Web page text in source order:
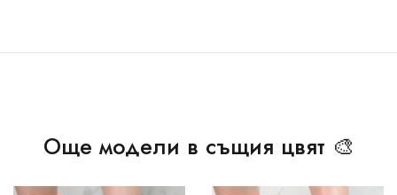
Още модели в същия цвят 🎨